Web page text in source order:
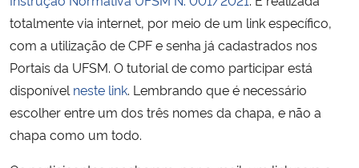
Secretaria-Geral
Secretaria de Governo
Gabinete de Segurança Institucional
totalmente via internet, por meio de um link específico,
com a utilização de CPF e senha já cadastrados nos
Portais da UFSM. O tutorial de como participar está
disponível neste link. Lembrando que é necessário
escolher entre um dos três nomes da chapa, e não a
chapa como um todo.